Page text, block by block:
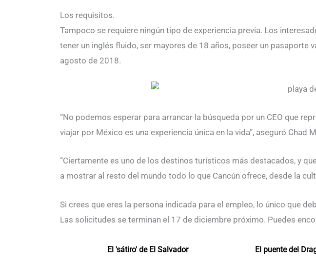
Los requisitos.
Tampoco se requiere ningún tipo de experiencia previa. Los
tener un inglés fluido, ser mayores de 18 años, poseer un pasaporte
agosto de 2018.
“No podemos esperar para arrancar la búsqueda por un CEO que
viajar por México es una experiencia única en la vida”, aseguró
“Ciertamente es uno de los destinos turísticos más destacados, y
a mostrar al resto del mundo todo lo que Cancún ofrece, desde la
Si crees que eres la persona indicada para el empleo, lo único que
Las solicitudes se terminan el 17 de diciembre próximo. Puedes
El 'sátiro' de El Salvador El puente del